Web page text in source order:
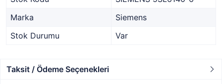
Marka
Siemens
Stok Durumu
Var
Taksit / Ödeme Seçenekleri